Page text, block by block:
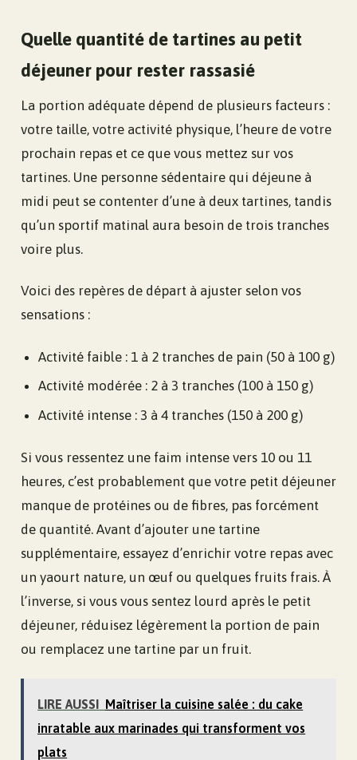
Quelle quantité de tartines au petit
déjeuner pour rester rassasié
La portion adéquate dépend de plusieurs facteurs :
votre taille, votre activité physique, l’heure de votre
prochain repas et ce que vous mettez sur vos
tartines. Une personne sédentaire qui déjeune à
midi peut se contenter d’une à deux tartines, tandis
qu’un sportif matinal aura besoin de trois tranches
voire plus.
Voici des repères de départ à ajuster selon vos
sensations :
Activité faible : 1 à 2 tranches de pain (50 à 100 g)
Activité modérée : 2 à 3 tranches (100 à 150 g)
Activité intense : 3 à 4 tranches (150 à 200 g)
Si vous ressentez une faim intense vers 10 ou 11
heures, c’est probablement que votre petit déjeuner
manque de protéines ou de fibres, pas forcément
de quantité. Avant d’ajouter une tartine
supplémentaire, essayez d’enrichir votre repas avec
un yaourt nature, un œuf ou quelques fruits frais. À
l’inverse, si vous vous sentez lourd après le petit
déjeuner, réduisez légèrement la portion de pain
ou remplacez une tartine par un fruit.
LIRE AUSSI Maîtriser la cuisine salée : du cake
inratable aux marinades qui transforment vos
plats